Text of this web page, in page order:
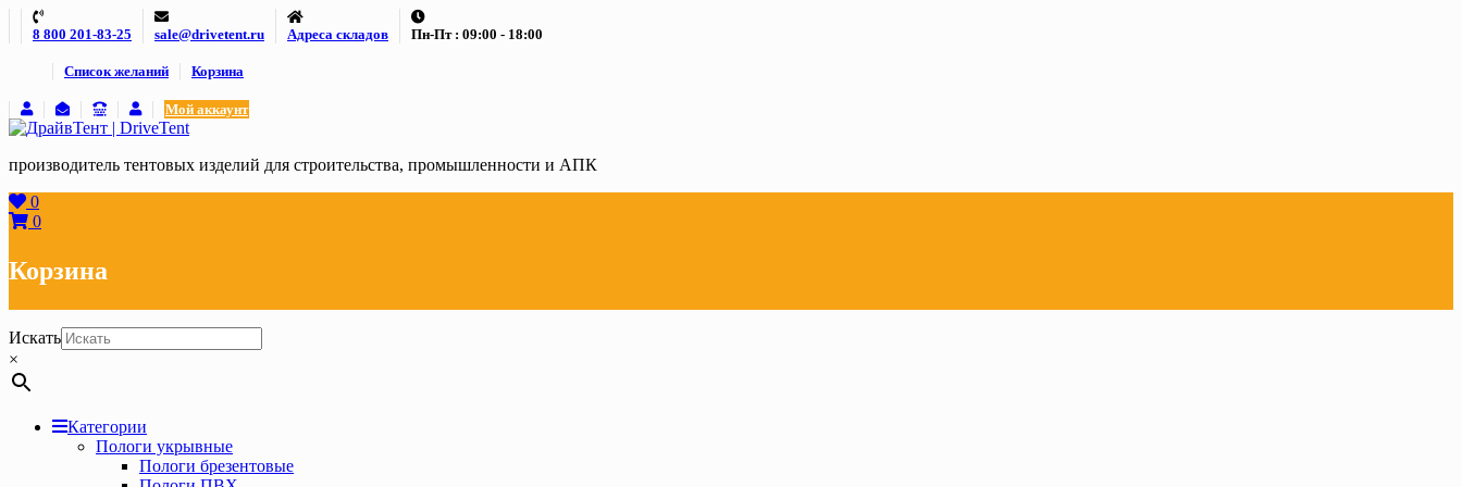
Skip
8 800 201-83-25 sale@drivetent.ru Адреса складов Пн-Пт : 09:00 - 18:00
Список желаний Корзина
Мой аккаунт
производитель тентовых изделий для строительства, промышленности и АПК
0
0
Корзина
Искать
×
Категории
Пологи укрывные
Пологи брезентовые